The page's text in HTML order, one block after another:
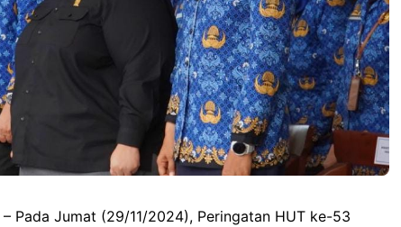
– Pada Jumat (29/11/2024), Peringatan HUT ke-53